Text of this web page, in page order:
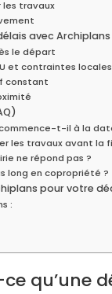
les travaux
avec Archiplans
le départ
et contraintes locales
constant
commence-t-il à la
les travaux avant la
ne répond pas ?
long en copropriété ?
pour votre
:
ce qu’une